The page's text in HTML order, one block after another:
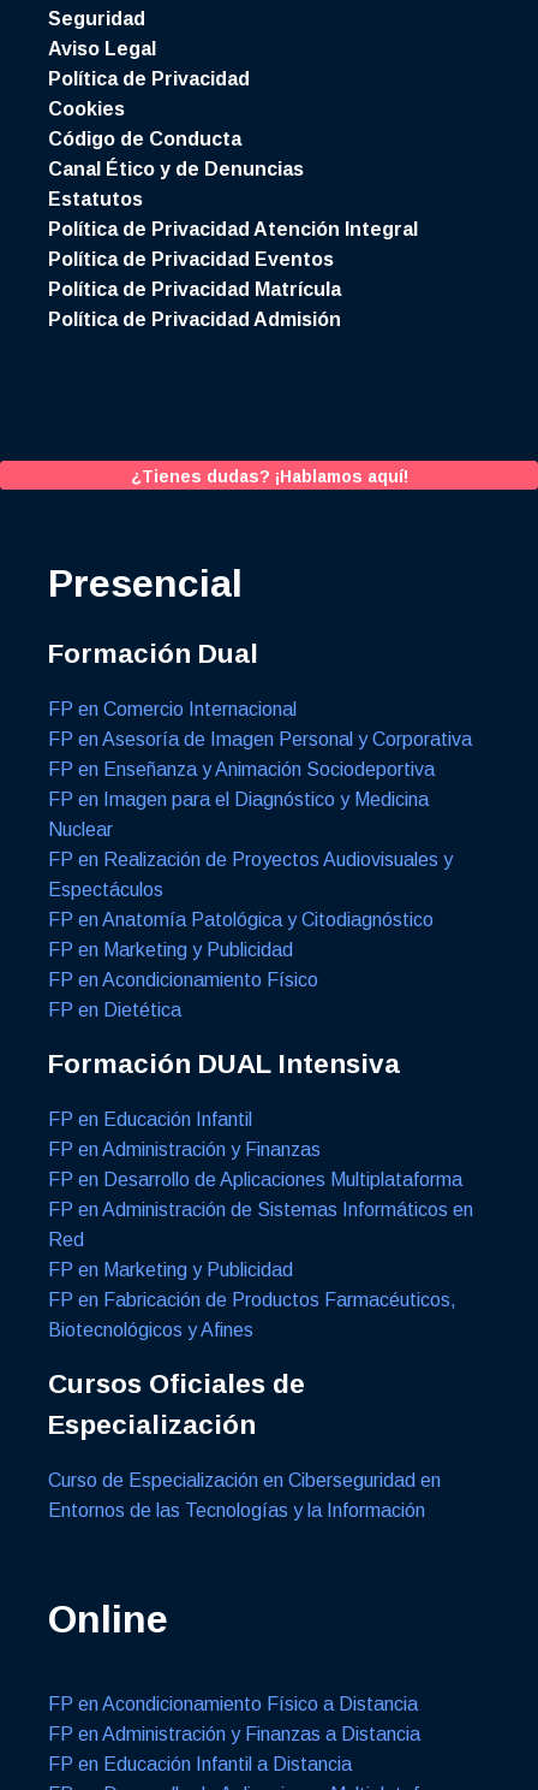
Seguridad
Aviso Legal
Política de Privacidad
Cookies
Código de Conducta
Canal Ético y de Denuncias
Estatutos
Política de Privacidad Atención Integral
Política de Privacidad Eventos
Política de Privacidad Matrícula
Política de Privacidad Admisión
¿Tienes dudas? ¡Hablamos aquí!
Presencial
Formación Dual
FP en Comercio Internacional
FP en Asesoría de Imagen Personal y Corporativa
FP en Enseñanza y Animación Sociodeportiva
FP en Imagen para el Diagnóstico y Medicina
Nuclear
FP en Realización de Proyectos Audiovisuales y
Espectáculos
FP en Anatomía Patológica y Citodiagnóstico
FP en Marketing y Publicidad
FP en Acondicionamiento Físico
FP en Dietética
Formación DUAL Intensiva
FP en Educación Infantil
FP en Administración y Finanzas
FP en Desarrollo de Aplicaciones Multiplataforma
FP en Administración de Sistemas Informáticos en
Red
FP en Marketing y Publicidad
FP en Fabricación de Productos Farmacéuticos,
Biotecnológicos y Afines
Cursos Oficiales de
Especialización
Curso de Especialización en Ciberseguridad en
Entornos de las Tecnologías y la Información
Online
FP en Acondicionamiento Físico a Distancia
FP en Administración y Finanzas a Distancia
FP en Educación Infantil a Distancia